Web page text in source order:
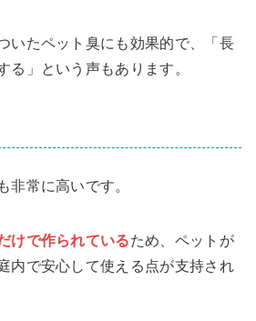
いたペット臭にも効果的で、「長
る」という声もあります。
非常に高いです。
けで作られているため、ペットが
内で安心して使える点が支持され